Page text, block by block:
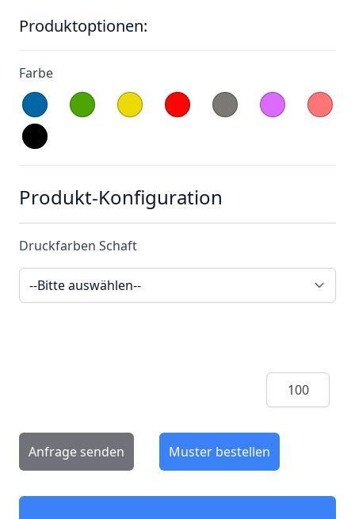
Produktoptionen:
Farbe
Produkt-Konfiguration
Druckfarben Schaft
Menge
Anfrage senden Muster bestellen